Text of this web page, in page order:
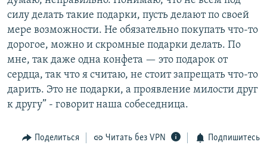
силу делать такие подарки, пусть делают по своей
мере возможности. Не обязательно покупать что-то
дорогое, можно и скромные подарки делать. По
мне, так даже одна конфета — это подарок от
сердца, так что я считаю, не стоит запрещать что-то
дарить. Это не подарки, а проявление милости друг
к другу” - говорит наша собеседница.
Поделиться Читать без VPN Подпишитесь